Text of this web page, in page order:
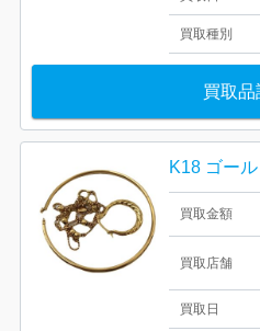
買取種別
買取品
K18 ゴー
買取金額
買取店舗
買取日